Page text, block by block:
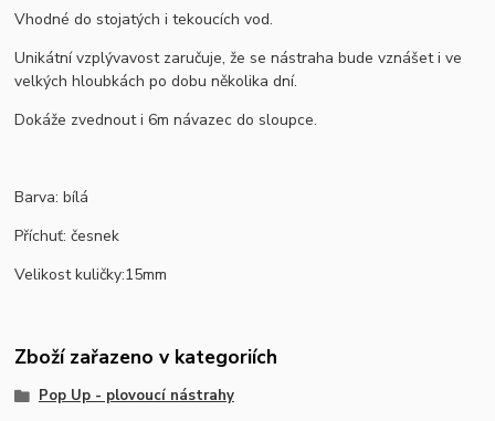
Vhodné do stojatých i tekoucích vod.
Unikátní vzplývavost zaručuje, že se nástraha bude vznášet i ve
velkých hloubkách po dobu několika dní.
Dokáže zvednout i 6m návazec do sloupce.
Barva: bílá
Příchuť: česnek
Velikost kuličky:15mm
Zboží zařazeno v kategoriích
Pop Up - plovoucí nástrahy